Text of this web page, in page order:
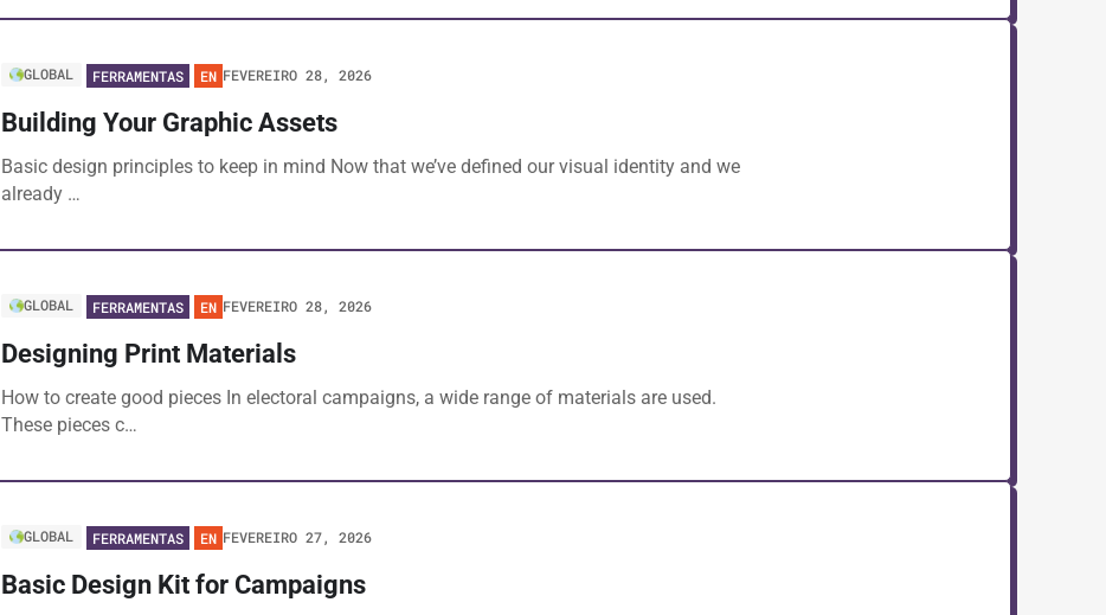
GLOBAL FERRAMENTAS EN FEVEREIRO 28, 2026
Building Your Graphic Assets
Basic design principles to keep in mind Now that we’ve defined our visual identity and we
already …
GLOBAL FERRAMENTAS EN FEVEREIRO 28, 2026
Designing Print Materials
How to create good pieces In electoral campaigns, a wide range of materials are used.
These pieces c…
GLOBAL FERRAMENTAS EN FEVEREIRO 27, 2026
Basic Design Kit for Campaigns